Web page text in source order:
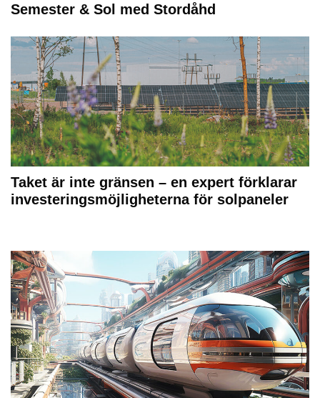
Semester & Sol med Stordåhd
Taket är inte gränsen – en expert förklarar
investeringsmöjligheterna för solpaneler